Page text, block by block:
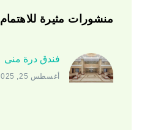
منشورات مثيرة للاهتمام
فندق درة منى
أغسطس 25, 2025